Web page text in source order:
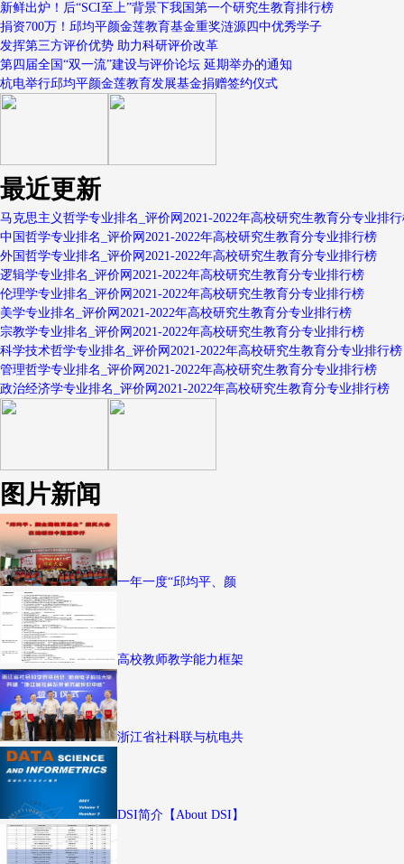
新鲜出炉！后“SCI至上”背景下我国第一个研究生教育排行榜
捐资700万！邱均平颜金莲教育基金重奖涟源四中优秀学子
发挥第三方评价优势 助力科研评价改革
第四届全国“双一流”建设与评价论坛 延期举办的通知
杭电举行邱均平颜金莲教育发展基金捐赠签约仪式
最近更新
马克思主义哲学专业排名_评价网2021-2022年高校研究生教育分专业排
中国哲学专业排名_评价网2021-2022年高校研究生教育分专业排行榜
外国哲学专业排名_评价网2021-2022年高校研究生教育分专业排行榜
逻辑学专业排名_评价网2021-2022年高校研究生教育分专业排行榜
伦理学专业排名_评价网2021-2022年高校研究生教育分专业排行榜
美学专业排名_评价网2021-2022年高校研究生教育分专业排行榜
宗教学专业排名_评价网2021-2022年高校研究生教育分专业排行榜
科学技术哲学专业排名_评价网2021-2022年高校研究生教育分专业排行榜
管理哲学专业排名_评价网2021-2022年高校研究生教育分专业排行榜
政治经济学专业排名_评价网2021-2022年高校研究生教育分专业排行榜
图片新闻
一年一度“邱均平、颜
高校教师教学能力框架
浙江省社科联与杭电共
DSI简介【About DSI】